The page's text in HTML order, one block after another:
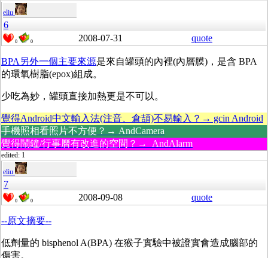
eliu
6
0 0 2008-07-31 quote
BPA另外一個主要來源是來自罐頭的內裡(內層膜)，是含 BPA
的環氧樹脂(epox)組成。
少吃為妙，罐頭直接加熱更是不可以。
覺得Android中文輸入法(注音、倉頡)不易輸入？→ gcin Android
手機照相看照片不方便？→ AndCamera
覺得鬧鐘/行事曆有改進的空間？→ AndAlarm
edited: 1
eliu
7
0 0 2008-09-08 quote
--原文摘要--
低劑量的 bisphenol A(BPA) 在猴子實驗中被證實會造成腦部的
傷害。